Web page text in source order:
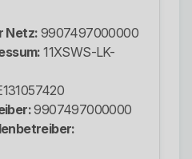
Netz: 9907497000000
11XSWS-LK-
9907497000000